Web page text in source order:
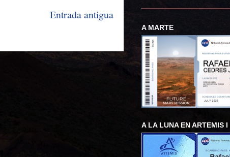
Entrada antigua
A MARTE
A LA LUNA EN ARTEMIS I